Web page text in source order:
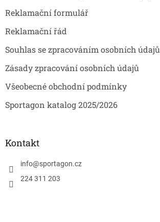
Reklamační formulář
Reklamační řád
Souhlas se zpracováním osobních údajů
Zásady zpracování osobních údajů
Všeobecné obchodní podmínky
Sportagon katalog 2025/2026
Kontakt
info@sportagon.cz
224 311 203